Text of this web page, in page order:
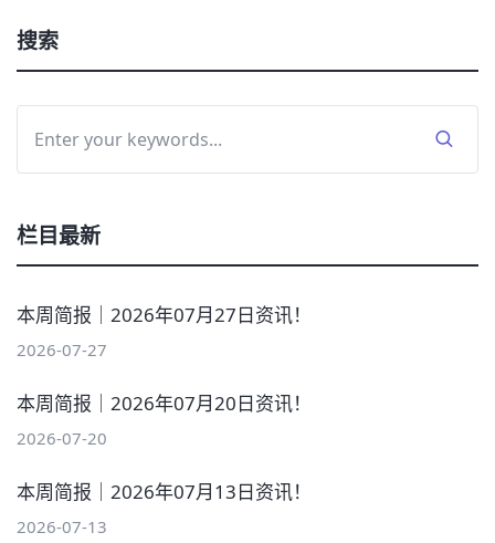
搜索
栏目最新
本周简报｜2026年07月27日资讯！
2026-07-27
本周简报｜2026年07月20日资讯！
2026-07-20
本周简报｜2026年07月13日资讯！
2026-07-13